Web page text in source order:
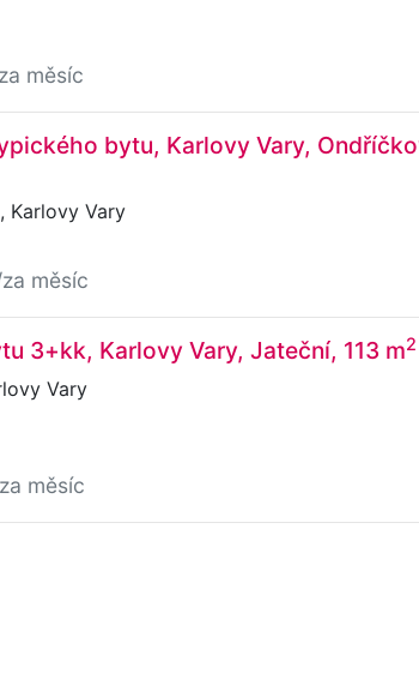
měsíc
bytu, Karlovy Vary,
Karlovy Vary
měsíc
3+kk, Karlovy Vary, Jateční, 113 m2
Vary
měsíc